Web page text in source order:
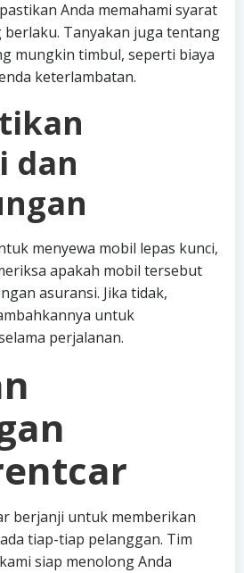
Anda memahami syarat
Tanyakan juga tentang
mungkin timbul, seperti biaya
keterlambatan.
dan
menyewa mobil lepas kunci,
apakah mobil tersebut
asuransi. Jika tidak,
untuk
perjalanan.
berjanji untuk memberikan
tiap-tiap pelanggan. Tim
siap menolong Anda